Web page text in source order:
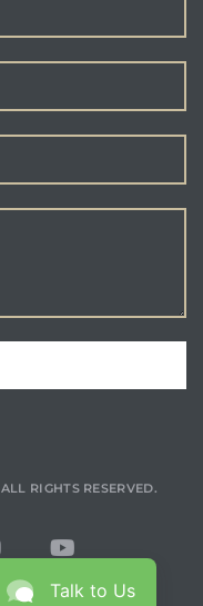
ALL RIGHTS RESERVED.
Talk to Us